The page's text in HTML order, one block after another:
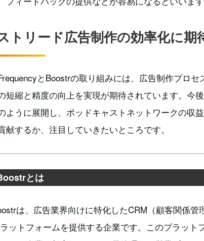
トリード広告制作の効率化に期
とBoostrの取り組みには、広告制作プロ
短縮と精度の向上を実現が期待されています。今
ように展開し、ポッドキャストネットワークの収
献するか、注目していきたいところです。
とは
は、広告業界向けに特化したCRM（顧客関係管
ットフォームを提供する企業です。このプラット